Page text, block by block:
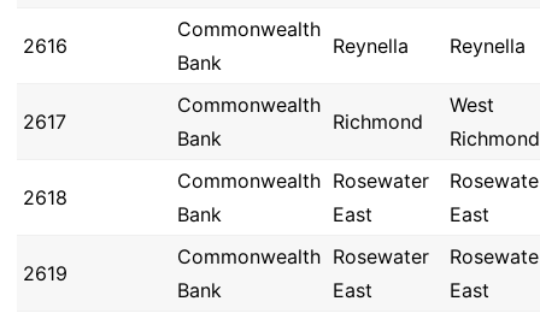
2616
Commonwealth
Bank
Reynella Reynella
2617
Commonwealth
Bank
Richmond
West
Richmond
2618
Commonwealth
Bank
Rosewater
East
East
2619
Commonwealth
Bank
Rosewater
East
East